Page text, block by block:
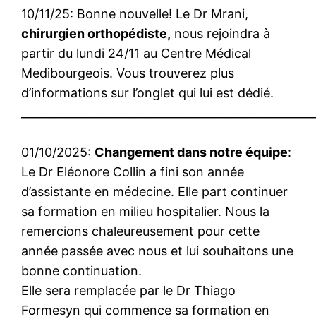
10/11/25: Bonne nouvelle! Le Dr Mrani,
chirurgien orthopédiste, nous rejoindra à
partir du lundi 24/11 au Centre Médical
Medibourgeois. Vous trouverez plus
d’informations sur l’onglet qui lui est dédié.
01/10/2025: Changement dans notre équipe:
Le Dr Eléonore Collin a fini son année
d’assistante en médecine. Elle part continuer
sa formation en milieu hospitalier. Nous la
remercions chaleureusement pour cette
année passée avec nous et lui souhaitons une
bonne continuation.
Elle sera remplacée par le Dr Thiago
Formesyn qui commence sa formation en